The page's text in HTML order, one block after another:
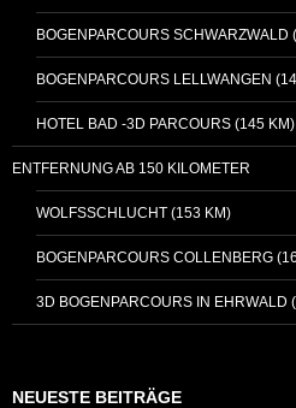
BOGENPARCOURS SCHWARZWALD
BOGENPARCOURS LELLWANGEN
HOTEL BAD -3D PARCOURS (145 KM)
ENTFERNUNG AB 150 KILOMETER
WOLFSSCHLUCHT (153 KM)
BOGENPARCOURS COLLENBERG
3D BOGENPARCOURS IN EHRWALD
NEUESTE BEITRÄGE